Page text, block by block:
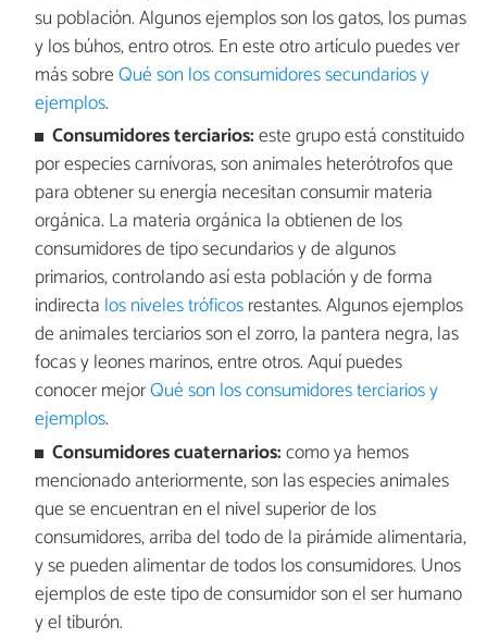
su población.Algunos ejemplos son los gatos, los pumas
y los búhos, entro otros. En este otro artículo puedes ver
más sobreQué son los consumidores secundarios y
ejemplos.
Consumidores terciarios:este grupo está constituido
por especies carnívoras, son animales heterótrofos que
para obtener su energía necesitan consumir materia
orgánica. La materia orgánica la obtienen de los
consumidores de tipo secundarios y de algunos
primarios, controlando así esta población y de forma
indirecta los niveles tróficosrestantes. Algunos ejemplos
de animales terciarios son el zorro, la pantera negra, las
focas y leones marinos, entre otros. Aquí puedes
conocer mejorQué son los consumidores terciarios y
ejemplos.
Consumidores cuaternarios:como ya hemos
mencionado anteriormente, son las especies animales
que se encuentran en el nivel superior de los
consumidores, arriba del todo de la pirámide alimentaria,
y se pueden alimentar de todos los consumidores. Unos
ejemplos de este tipo de consumidor son el ser humano
y el tiburón.